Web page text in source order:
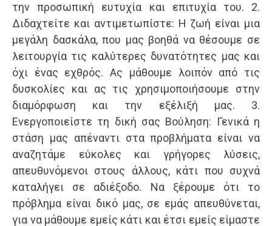
την προσωπική ευτυχία και επιτυχία του. 2.
Διδαχτείτε και αντιμετωπίστε: Η ζωή είναι μια
μεγάλη δασκάλα, που μας βοηθά να θέσουμε σε
λειτουργία τις καλύτερες δυνατότητες μας και
όχι ένας εχθρός. Ας μάθουμε λοιπόν από τις
δυσκολίες και ας τις χρησιμοποιήσουμε στην
διαμόρφωση και την εξέλιξή μας. 3.
Ενεργοποιείστε τη δική σας Βούληση: Γενικά η
στάση μας απέναντι στα προβλήματα είναι να
αναζητάμε εύκολες και γρήγορες λύσεις,
απευθυνόμενοι στους άλλους, κάτι που συχνά
καταλήγει σε αδιέξοδο. Να ξέρουμε ότι το
πρόβλημα είναι δικό μας, σε εμάς απευθύνεται,
για να μάθουμε εμείς κάτι και έτσι εμείς είμαστε